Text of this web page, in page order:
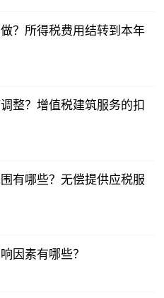
？所得税费用结转到本年
整？增值税建筑服务的扣
有哪些？无偿提供应税服
因素有哪些？